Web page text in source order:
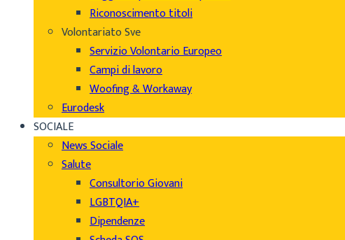
Riconoscimento titoli
Volontariato Sve
Servizio Volontario Europeo
Campi di lavoro
Woofing & Workaway
Eurodesk
SOCIALE
News Sociale
Salute
Consultorio Giovani
LGBTQIA+
Dipendenze